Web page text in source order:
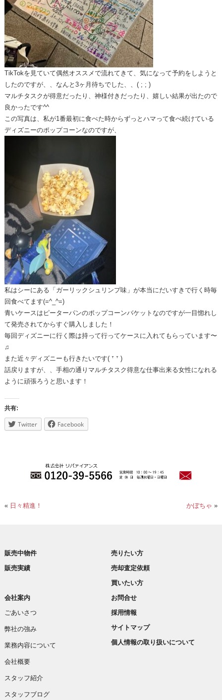
TikTokを見ていて偶然オススメで流れてきて、気になって予約をしようと
したのですが、、なんと3ヶ月待ちでした、、( ; ; )
マルチタスクが得意だったり、神様付きだったり、嬉しい結果が出たので
良かったです^^
この写真は、私が1番最初に食べた時からずっとハマって食べ続けている
ディズニーのポップコーンなのですが、
私はシーにある「ガーリックシュリンプ味」が本当にだいすきで行く時毎
回食べてます(=^_^=)
青いケースはピーターパンのポップコーンバケットなのですが一目惚れし
て発売されてからすぐ購入しました！
毎回ディズニーに行く際は持って行ってケースに入れてもらっています〜
♫
また近々ディズニーも行きたいです( ᐪ ᐪ )
話戻りますが、、手相の通りマルチタスク得意な仕事出来る女性になれる
ように頑張ろうと思います！
共有:
Twitter Facebook
« 日々精進！ かぼちゃ »
販売中物件
販売実績
売りたい方
売却査定依頼
買いたい方
会社案内
ごあいさつ
弊社の強み
業務内容について
会社概要
スタッフ紹介
スタッフブログ
お問合せ
採用情報
サイトマップ
個人情報の取り扱いについて